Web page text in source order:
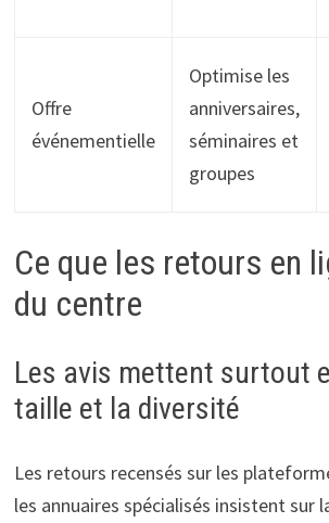
Offre
événementielle
Optimise les
anniversaires,
séminaires et
groupes
Ce que les retours en
du centre
Les avis mettent surtout
taille et la diversité
Les retours recensés sur les
les annuaires spécialisés insistent sur